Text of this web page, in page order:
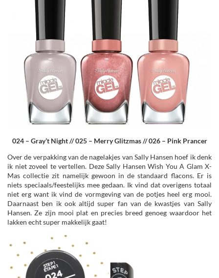
024 – Gray’t Night // 025 – Merry Glitzmas // 026 – Pink Prancer
Over de verpakking van de nagelakjes van Sally Hansen hoef ik denk
ik niet zoveel te vertellen. Deze Sally Hansen Wish You A Glam X-
Mas collectie zit namelijk gewoon in de standaard flacons. Er is
niets speciaals/feestelijks mee gedaan. Ik vind dat overigens totaal
niet erg want ik vind de vormgeving van de potjes heel erg mooi.
Daarnaast ben ik ook altijd super fan van de kwastjes van Sally
Hansen. Ze zijn mooi plat en precies breed genoeg waardoor het
lakken echt super makkelijk gaat!